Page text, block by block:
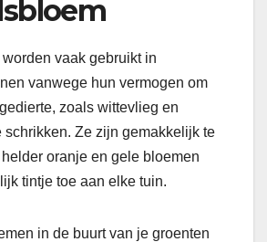
vaak gebruikt in
vanwege hun vermogen om
zoals wittevlieg en
schrikken. Ze zijn gemakkelijk te
oranje en gele bloemen
tintje toe aan elke tuin.
in de buurt van je groenten